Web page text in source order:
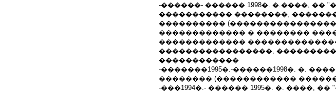
-������- ������ 1998�. �.����,
����������� ��������,
����������
������������� � ��������
�������������
�����������������,
������������
-�������1995�.-������1998�. �.
�������� (������������
-���1994�.- ������ 1995�. �. ����,